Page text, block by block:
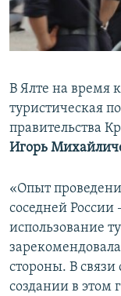
ПОБЕДИТЕЛЕЙ НЕ
УКРАИНСКАЯ
ПРИСОЕДИНЯЙТЕСЬ!
Все сайты RFE/
В Ялте на время
туристическая
правительства
Игорь
«Опыт
соседней России
использование
стороны. В
создании в этом